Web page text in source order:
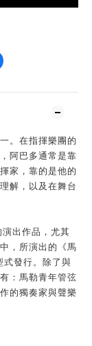
。在指揮樂團的
阿巴多通常是靠
家，靠的是他的
解，以及在舞台
出作品，尤其
，所演出的《馬
發行。除了與
：馬勒青年管弦
的獨奏家與聲樂